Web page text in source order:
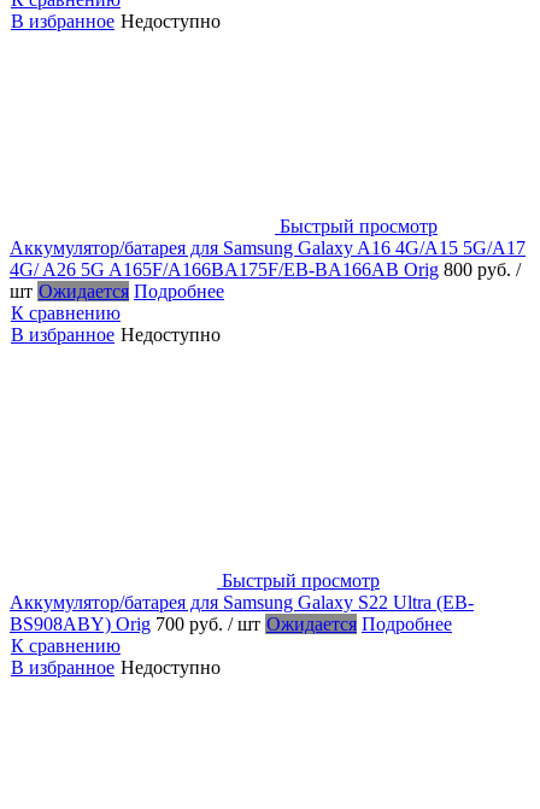
В избранное Недоступно
Быстрый просмотр
Аккумулятор/батарея для Samsung Galaxy A16 4G/A15 5G/A17
4G/ A26 5G A165F/A166BA175F/EB-BA166AB Orig 800 руб. /
шт Ожидается Подробнее
К сравнению
В избранное Недоступно
Быстрый просмотр
Аккумулятор/батарея для Samsung Galaxy S22 Ultra (EB-
BS908ABY) Orig 700 руб. / шт Ожидается Подробнее
К сравнению
В избранное Недоступно